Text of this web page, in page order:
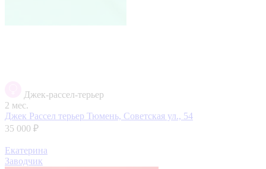
Джек-рассел-терьер
2 мес.
Джек Рассел терьер Тюмень, Советская ул., 54
35 000 ₽
Екатерина
Заводчик